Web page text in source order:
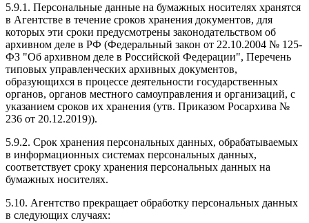
5.9.1. Персональные данные на бумажных носителях хранятся
в Агентстве в течение сроков хранения документов, для
которых эти сроки предусмотрены законодательством об
архивном деле в РФ (Федеральный закон от 22.10.2004 № 125-
ФЗ "Об архивном деле в Российской Федерации", Перечень
типовых управленческих архивных документов,
образующихся в процессе деятельности государственных
органов, органов местного самоуправления и организаций, с
указанием сроков их хранения (утв. Приказом Росархива №
236 от 20.12.2019)).
5.9.2. Срок хранения персональных данных, обрабатываемых
в информационных системах персональных данных,
соответствует сроку хранения персональных данных на
бумажных носителях.
5.10. Агентство прекращает обработку персональных данных
в следующих случаях: